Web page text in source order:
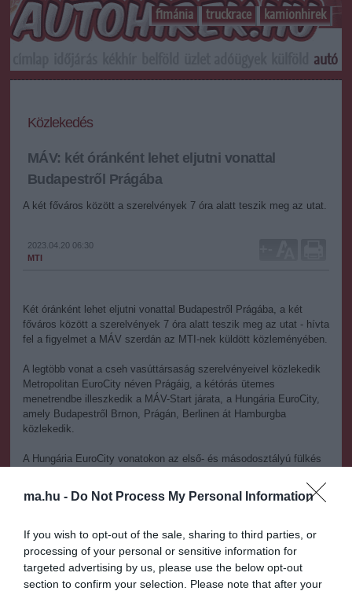
ma.hu - Do Not Process My Personal Information
If you wish to opt-out of the sale, sharing to third parties, or
processing of your personal or sensitive information for
targeted advertising by us, please use the below opt-out
section to confirm your selection. Please note that after your
autó
f1mánia truckrace kamionhirek
Közlekedés
MÁV: két óránként lehet eljutni vonattal
Budapestről Prágába
A két főváros között a szerelvények 7 óra alatt teszik meg az utat.
2023.04.20 06:30
MTI
Két óránként lehet eljutni vonattal Budapestről Prágába, a két
főváros között a szerelvények 7 óra alatt teszik meg az utat - hívta
fel a figyelmet a MÁV szerdán az MTI-nek küldött közleményében.
A legtöbb vonat a cseh vasúttársaság szerelvényeivel közlekedik
Metropolitan EuroCity néven Prágáig, a kétórás ütemes
menetrendbe illeszkedik a MÁV-Start járata, a Hungária EuroCity,
amely Budapestről Brnon, Prágán, Berlinen át Hamburgba
közlekedik.
A Hungária EuroCity vonatokon az első- és másodosztályú fülkés
elsejétől a Metropolitan és Hungaria EC vonatoknak már nem kell
kerülő útvonalon közlekedniük. A felújítás után Prága és Budapest
között huszonegy, ellenkező irányban pedig huszonhat perccel
lesz rövidebb a menetidő - írja a MÁV közleményében.